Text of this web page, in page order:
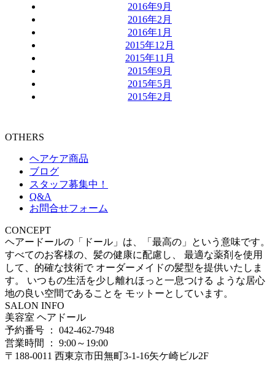
2016年9月
2016年2月
2016年1月
2015年12月
2015年11月
2015年9月
2015年5月
2015年2月
OTHERS
ヘアケア商品
ブログ
スタッフ募集中！
Q&A
お問合せフォーム
CONCEPT
ヘアードールの「ドール」は、「最高の」という意味です。
すべてのお客様の、髪の健康に配慮し、 最適な薬剤を使用
して、的確な技術で オーダーメイドの髪型を提供いたしま
す。 いつもの生活を少し離れほっと一息つける ような居心
地の良い空間であることを モットーとしています。
SALON INFO
美容室 ヘアドール
予約番号 ： 042-462-7948
営業時間 ： 9:00～19:00
〒188-0011 西東京市田無町3-1-16矢ケ崎ビル2F